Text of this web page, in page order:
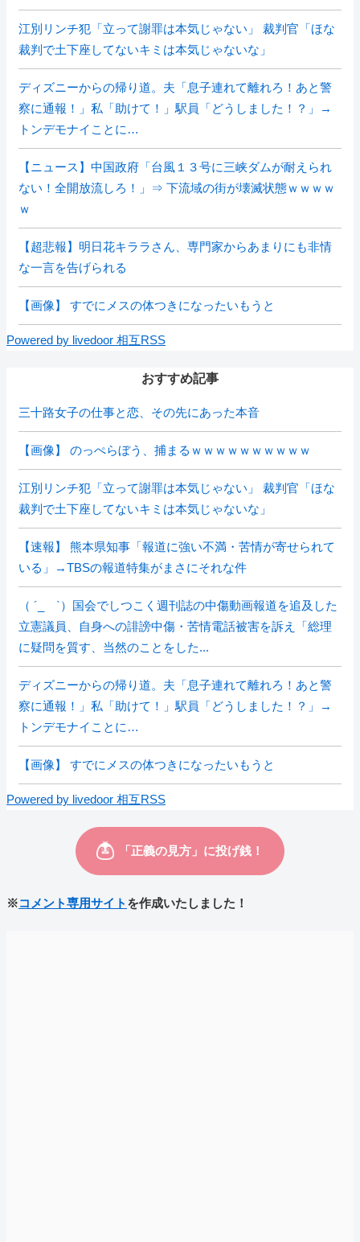
江別リンチ犯「立って謝罪は本気じゃない」 裁判官「ほな
裁判で土下座してないキミは本気じゃないな」
ディズニーからの帰り道。夫「息子連れて離れろ！あと警
察に通報！」私「助けて！」駅員「どうしました！？」→
トンデモナイことに…
【ニュース】中国政府「台風１３号に三峡ダムが耐えられ
ない！全開放流しろ！」⇒ 下流域の街が壊滅状態ｗｗｗｗ
ｗ
【超悲報】明日花キララさん、専門家からあまりにも非情
な一言を告げられる
【画像】 すでにメスの体つきになったいもうと
Powered by livedoor 相互RSS
おすすめ記事
三十路女子の仕事と恋、その先にあった本音
【画像】 のっぺらぼう、捕まるｗｗｗｗｗｗｗｗｗｗ
江別リンチ犯「立って謝罪は本気じゃない」 裁判官「ほな
裁判で土下座してないキミは本気じゃないな」
【速報】 熊本県知事「報道に強い不満・苦情が寄せられて
いる」→TBSの報道特集がまさにそれな件
（ ´_ゝ`）国会でしつこく週刊誌の中傷動画報道を追及した
立憲議員、自身への誹謗中傷・苦情電話被害を訴え「総理
に疑問を質す、当然のことをした...
ディズニーからの帰り道。夫「息子連れて離れろ！あと警
察に通報！」私「助けて！」駅員「どうしました！？」→
トンデモナイことに…
【画像】 すでにメスの体つきになったいもうと
Powered by livedoor 相互RSS
※コメント専用サイト を作成いたしました！